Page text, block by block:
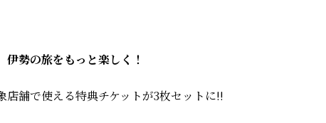
伊勢の旅をもっと楽しく！
店舗で使える特典チケットが3枚セットに!!